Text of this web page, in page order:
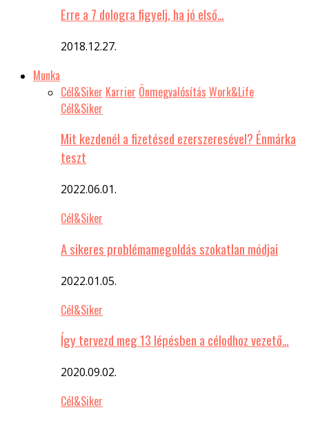
Erre a 7 dologra figyelj, ha jó első…
2018.12.27.
Munka
Cél&Siker Karrier Önmegvalósítás Work&Life
Cél&Siker
Mit kezdenél a fizetésed ezerszeresével? Énmárka
teszt
2022.06.01.
Cél&Siker
A sikeres problémamegoldás szokatlan módjai
2022.01.05.
Cél&Siker
Így tervezd meg 13 lépésben a célodhoz vezető…
2020.09.02.
Cél&Siker